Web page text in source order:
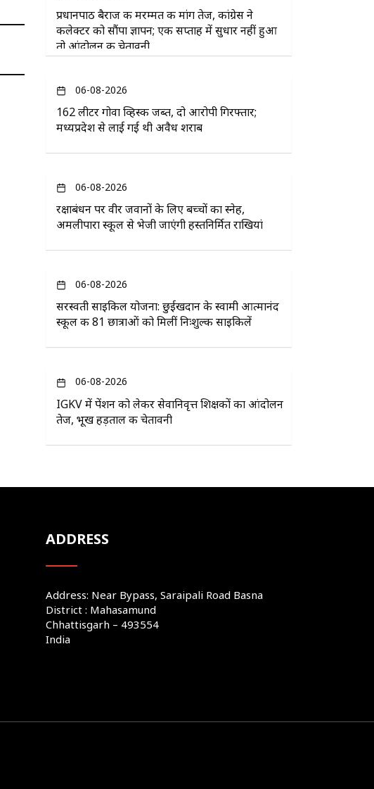
प्रधानपाठ बैराज की मरम्मत की मांग तेज, कांग्रेस ने
कलेक्टर को सौंपा ज्ञापन; एक सप्ताह में सुधार नहीं हुआ
तो आंदोलन की चेतावनी
06-08-2026
162 लीटर गोवा व्हिस्की जब्त, दो आरोपी गिरफ्तार;
मध्यप्रदेश से लाई गई थी अवैध शराब
06-08-2026
रक्षाबंधन पर वीर जवानों के लिए बच्चों का स्नेह,
अमलीपारा स्कूल से भेजी जाएंगी हस्तनिर्मित राखियां
06-08-2026
सरस्वती साइकिल योजना: छुईखदान के स्वामी आत्मानंद
स्कूल की 81 छात्राओं को मिलीं निःशुल्क साइकिलें
06-08-2026
IGKV में पेंशन को लेकर सेवानिवृत्त शिक्षकों का आंदोलन
तेज, भूख हड़ताल की चेतावनी
ADDRESS
Address: Near Bypass, Saraipali Road Basna
District : Mahasamund
Chhattisgarh – 493554
India